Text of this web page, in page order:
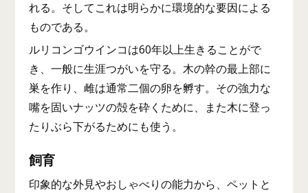
れる。そしてこれは明らかに環境的な要因による
ものである。
ルリコンゴウインコは60年以上生きることがで
き、一般に生涯つがいを守る。木の幹の最上部に
巣を作り、雌は通常二個の卵を孵す。その強力な
嘴を固いナッツの殻を砕くために、また木に登っ
たりぶら下がるためにも使う。
飼育
印象的な外見やおしゃべりの能力から、ペットと